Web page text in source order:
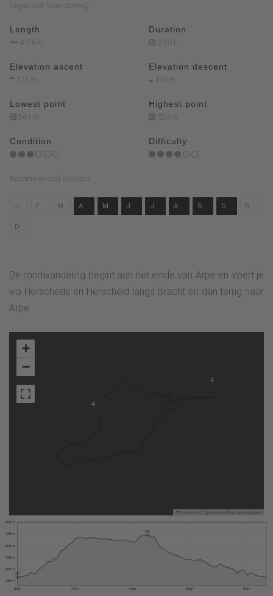
regionaler Wanderweg
Length
8.7 km
Duration
2:30 h
Elevation ascent
173 m
Elevation descent
174 m
Lowest point
361 m
Highest point
534 m
Condition Difficulty
Recommended seasons
J F M A M J J A S O N
D
De rondwandeling begint aan het einde van Arpe en voert je
via Herschede en Herscheid langs Bracht en dan terug naar
Arpe.
4
4
+
−
Leaflet OpenStreetMapcontributors
0 km 2 km 4 km 6 km 8 km
350 m
400 m
450 m
500 m
550 m
600 m
367
546